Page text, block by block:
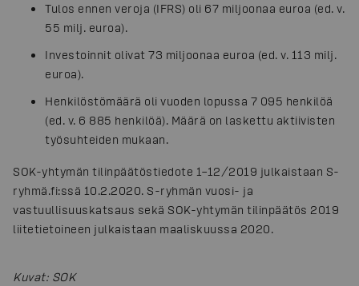
Tulos ennen veroja (IFRS) oli 67 miljoonaa euroa (ed. v.
55 milj. euroa).
Investoinnit olivat 73 miljoonaa euroa (ed. v. 113 milj.
euroa).
Henkilöstömäärä oli vuoden lopussa 7 095 henkilöä
(ed. v. 6 885 henkilöä). Määrä on laskettu aktiivisten
työsuhteiden mukaan.
SOK-yhtymän tilinpäätöstiedote 1–12/2019 julkaistaan S-
ryhmä.fi:ssä 10.2.2020. S-ryhmän vuosi- ja
vastuullisuuskatsaus sekä SOK-yhtymän tilinpäätös 2019
liitetietoineen julkaistaan maaliskuussa 2020.
Kuvat: SOK